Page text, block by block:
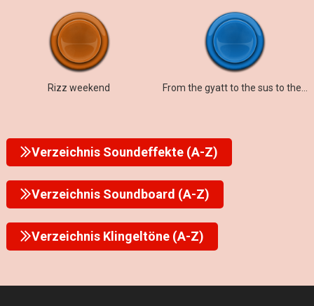
Rizz weekend
Verzeichnis Soundeffekte (A-Z)
Verzeichnis Soundboard (A-Z)
Verzeichnis Klingeltöne (A-Z)